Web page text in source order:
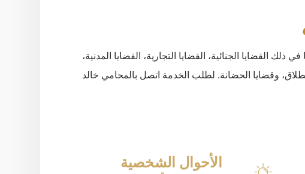
في ذلك القضايا الجنائية، القضايا التجارية، القضايا المدنية،
وقضايا الحضانة. لطلب الخدمة اتصل بالمحامي خالد
الأحوال الشخصية